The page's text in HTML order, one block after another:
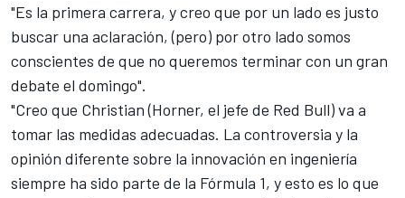
"Es la primera carrera, y creo que por un lado es justo
buscar una aclaración, (pero) por otro lado somos
conscientes de que no queremos terminar con un gran
debate el domingo".
"Creo que Christian (Horner, el jefe de Red Bull) va a
tomar las medidas adecuadas. La controversia y la
opinión diferente sobre la innovación en ingeniería
siempre ha sido parte de la Fórmula 1, y esto es lo que